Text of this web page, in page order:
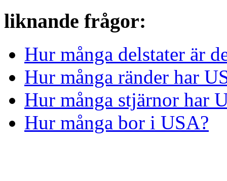
liknande frågor:
Hur många delstater är
Hur många ränder har
Hur många stjärnor har
Hur många bor i USA?